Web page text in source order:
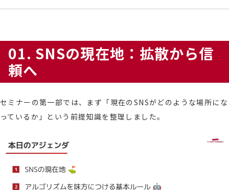
01. SNSの現在地：拡散から信
頼へ
セミナーの第一部では、まず「現在のSNSがどのような場所にな
っているか」という前提知識を整理しました。